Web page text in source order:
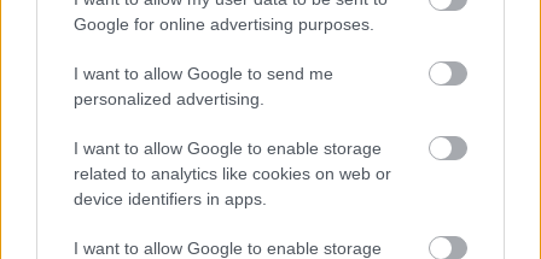
Google for online advertising purposes.
I want to allow Google to send me
personalized advertising.
I want to allow Google to enable storage
related to analytics like cookies on web or
device identifiers in apps.
I want to allow Google to enable storage
reagáljon egy őt érintő cikkre, illetve a Le Monde sem közölte egy
Vidnyánszky felidézte, hogy a bécsiek nemrég visszautasították a Nemzeti
meghívását a tavaszi budapesti nemzetköziszínházifesztiválra,
mondván "nem akarjuk engedni, hogy a Burgtheater hírnevét ismét